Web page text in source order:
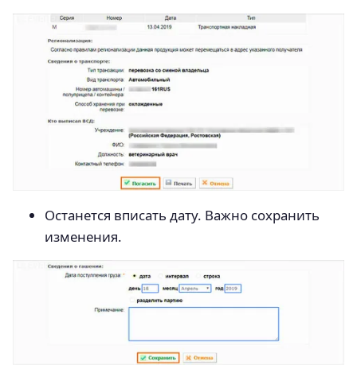
Останется вписать дату. Важно сохранить
изменения.